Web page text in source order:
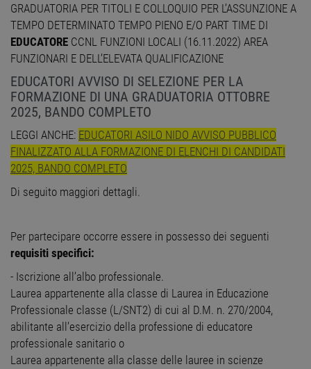
GRADUATORIA PER TITOLI E COLLOQUIO PER L’ASSUNZIONE A
TEMPO DETERMINATO TEMPO PIENO E/O PART TIME DI
EDUCATORE CCNL FUNZIONI LOCALI (16.11.2022) AREA
FUNZIONARI E DELL’ELEVATA QUALIFICAZIONE
EDUCATORI AVVISO DI SELEZIONE PER LA
FORMAZIONE DI UNA GRADUATORIA OTTOBRE
2025, BANDO COMPLETO
LEGGI ANCHE: EDUCATORI ASILO NIDO AVVISO PUBBLICO
FINALIZZATO ALLA FORMAZIONE DI ELENCHI DI CANDIDATI
2025, BANDO COMPLETO
Di seguito maggiori dettagli.
Per partecipare occorre essere in possesso dei seguenti
requisiti specifici:
- Iscrizione all’albo professionale.
Laurea appartenente alla classe di Laurea in Educazione
Professionale classe (L/SNT2) di cui al D.M. n. 270/2004,
abilitante all’esercizio della professione di educatore
professionale sanitario o
Laurea appartenente alla classe delle lauree in scienze